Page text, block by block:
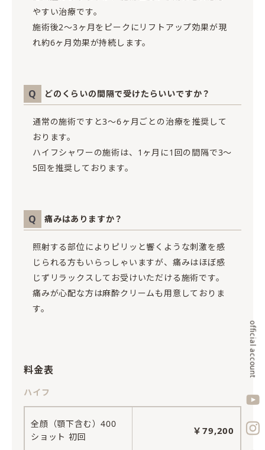
official account
やすい治療です。
施術後2〜3ヶ月をピークにリフトアップ効果が現
れ約6ヶ月効果が持続します。
Q どのくらいの間隔で受けたらいいですか？
通常の施術ですと3〜6ヶ月ごとの治療を推奨して
おります。
ハイフシャワーの施術は、1ヶ月に1回の間隔で3〜
5回を推奨しております。
Q 痛みはありますか？
照射する部位によりピリッと響くような刺激を感
じられる方もいらっしゃいますが、痛みはほぼ感
じずリラックスしてお受けいただける施術です。
痛みが心配な方は麻酔クリームも用意しておりま
す。
料金表
ハイフ
全顔（顎下含む）400
ショット 初回
￥79,200